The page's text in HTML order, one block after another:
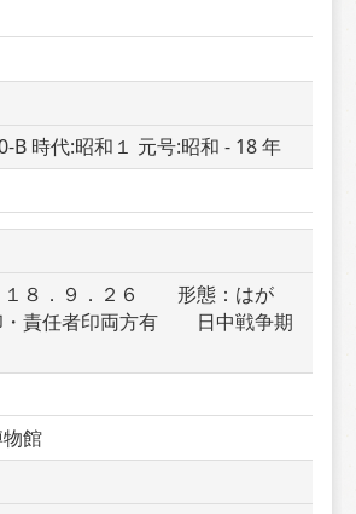
B 時代:昭和１ 元号:昭和 - 18 年
８．９．２６　　形態：はが
責任者印両方有　　日中戦争期
館